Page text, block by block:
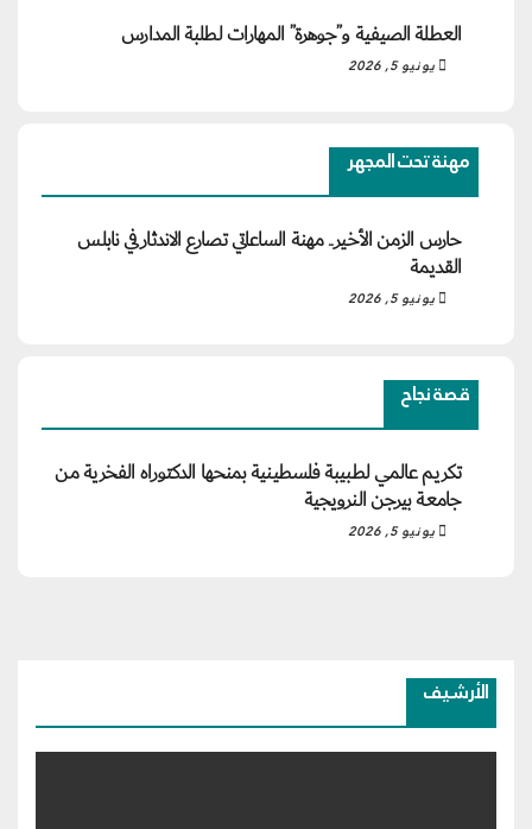
العطلة الصيفية و”جوهرة” المهارات لطلبة المدارس
يونيو 5, 2026
مهنة تحت المجهر
حارس الزمن الأخير.. مهنة الساعاتي تصارع الاندثار في نابلس
القديمة
يونيو 5, 2026
قصة نجاح
تكريم عالمي لطبيبة فلسطينية بمنحها الدكتوراه الفخرية من
جامعة بيرجن النرويجية
يونيو 5, 2026
الأرشيف